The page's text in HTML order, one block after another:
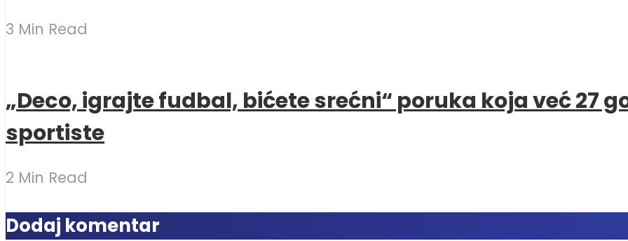
3 Min Read
„Deco, igrajte fudbal, bićete srećni“ poruka koja već 27
sportiste
2 Min Read
Dodaj komentar